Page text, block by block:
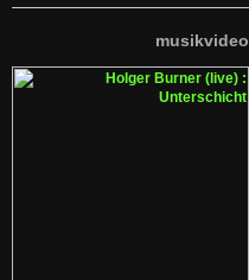
musikvideo